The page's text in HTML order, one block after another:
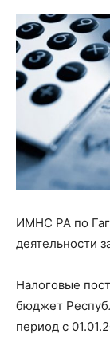
ИМНС РА по
деятельности
Налоговые
бюджет
период с